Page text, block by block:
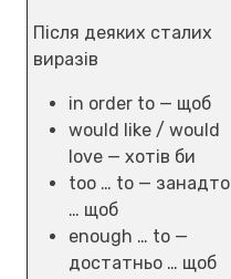
Після деяких сталих
виразів
in order to — щоб
would like / would
love — хотів би
too … to — занадто
… щоб
enough … to —
достатньо … щоб